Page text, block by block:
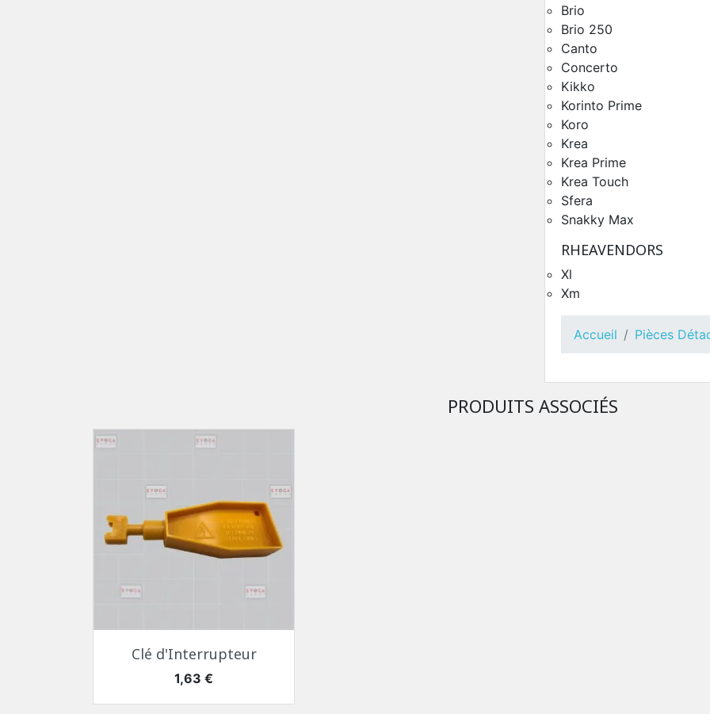
Châssis Lavazza Brio
Pièces Détachées
Automatique
Brio
Brio 250
Canto
Concerto
Kikko
Korinto Prime
Koro
Krea
Krea Prime
Krea Touch
Sfera
Snakky Max
RHEAVENDORS
Xl
Xm
Accueil Pièces
PRODUITS ASSOCIÉS
 Aperçu rapide
Clé d'Interrupteur
Prix
1,63 €